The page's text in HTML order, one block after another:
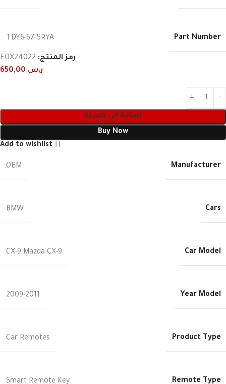
Part Number
TDY6-67-5RYA
رمز المنتج: FOX24022
ر.س
إضافة إلى السلة
Buy Now
Add to wishlist
Manufacturer
OEM
Cars
BMW
Car Model
CX-9 Mazda CX-9
Year Model
2009-2011
Product Type
Car Remotes
Remote Type
Smart Remote Key